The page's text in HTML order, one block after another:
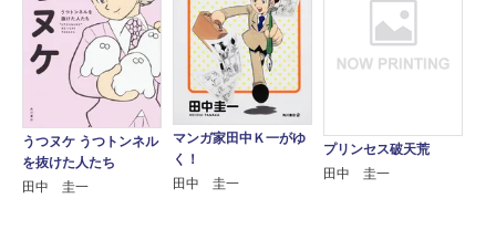
うつヌケ うつトンネル
を抜けた人たち
田中 圭一
マンガ家田中Ｋ一がゆ
く！
田中 圭一
プリンセス破天荒
田中 圭一